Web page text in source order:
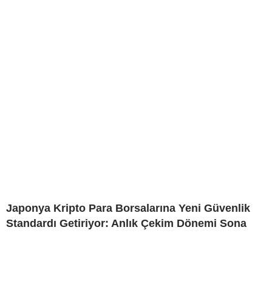
Japonya Kripto Para Borsalarına Yeni Güvenlik
Standardı Getiriyor: Anlık Çekim Dönemi Sona